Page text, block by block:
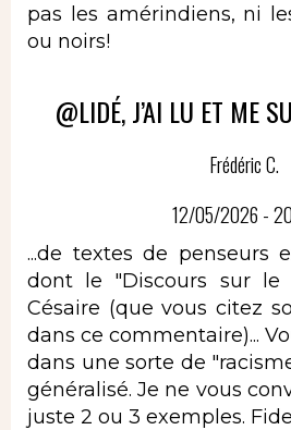
pas les amérindiens, ni
ou noirs!
@LIDÉ, J’AI LU ET ME
Frédéric C.
12/05/2026 -
...de textes de penseurs
dont le "Discours sur le
Césaire (que vous citez
dans ce commentaire)...
dans une sorte de
généralisé. Je ne vous
juste 2 ou 3 exemples.